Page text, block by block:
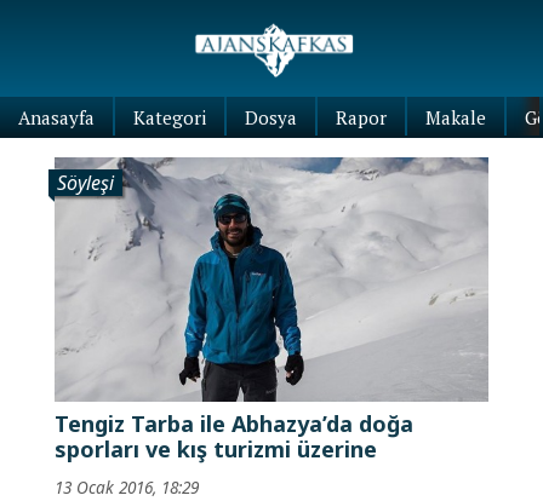
Anasayfa Kategori Dosya Rapor Makale
Söyleşi
Tengiz Tarba ile Abhazya’da doğa
sporları ve kış turizmi üzerine
13 Ocak 2016, 18:29